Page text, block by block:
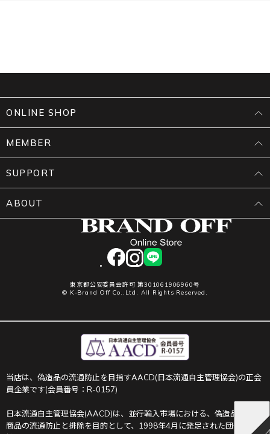
facebookinstagram
LINE
東京都公安委員会許可 第301061906960号
© K-Brand Off Co.,Ltd. All Rights Reserved.
ONLINE SHOP
MEMBER
SUPPORT
ABOUT
当店は、偽造品の流通防止を目指すAACD(日本流通自主管理協会)の正会
員企業です(会員番号：R-0157)
日本流通自主管理協会(AACD)は、並行輸入市場における、偽造品や不正
商品の流通防止と排除を目的として、1998年4月に発足された団体です。